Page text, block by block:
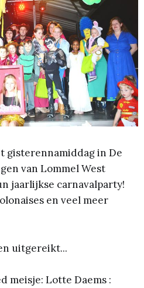
gisterennamiddag in De
van Lommel West
jaarlijkse carnavalparty!
en veel meer
uitgereikt...
meisje: Lotte Daems :